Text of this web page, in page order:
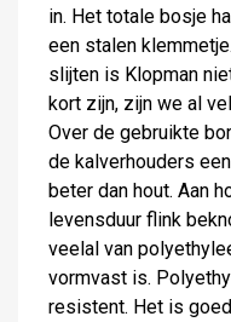
in. Het totale bosje
een stalen
slijten is Klopman
kort zijn, zijn we al
Over de gebruikte
de kalverhouders
beter dan hout. Aan
levensduur flink
veelal van
vormvast is.
resistent. Het is